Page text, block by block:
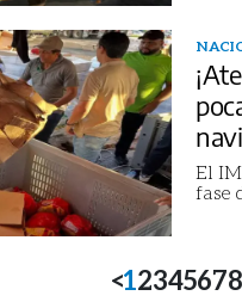
El
fase
<12345678